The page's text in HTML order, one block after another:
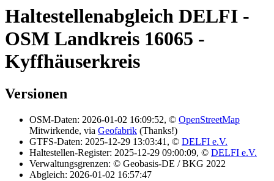
Haltestellenabgleich DELFI -
OSM Landkreis 16065 -
Kyffhäuserkreis
Versionen
OSM-Daten: 2026-01-02 16:09:52, © OpenStreetMap
Mitwirkende, via Geofabrik (Thanks!)
GTFS-Daten: 2025-12-29 13:03:41, © DELFI e.V.
Haltestellen-Register: 2025-12-29 09:00:09, © DELFI e.V.
Verwaltungsgrenzen: © Geobasis-DE / BKG 2022
Abgleich: 2026-01-02 16:57:47